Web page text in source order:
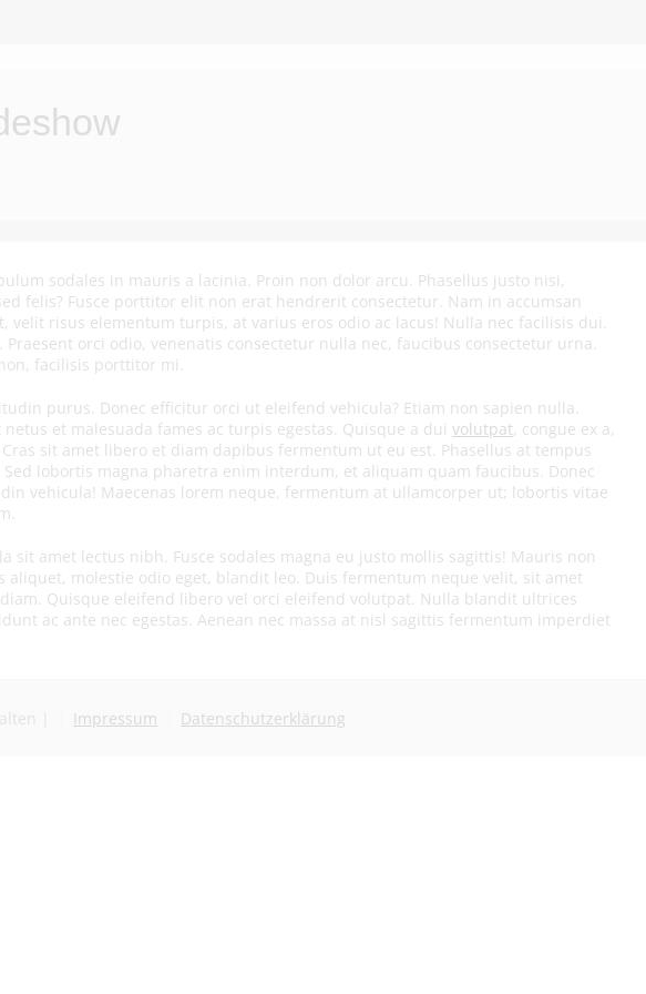
sodales in mauris a lacinia. Proin non dolor arcu. Phasellus justo nisi,
felis? Fusce porttitor elit non erat hendrerit consectetur. Nam in accumsan
velit risus elementum turpis, at varius eros odio ac lacus! Nulla nec facilisis dui.
orci odio, venenatis consectetur nulla nec, faucibus consectetur urna.
facilisis porttitor mi.
purus. Donec efficitur orci ut eleifend vehicula? Etiam non sapien nulla.
et malesuada fames ac turpis egestas. Quisque a duivolutpat, congue ex a,
sit amet libero et diam dapibus fermentum ut eu est. Phasellus at tempus
lobortis magna pharetra enim interdum, et aliquam quam faucibus. Donec
vehicula! Maecenas lorem neque, fermentum at ullamcorper ut; lobortis vitae
amet lectus nibh. Fusce sodales magna eu justo mollis sagittis! Mauris non
molestie odio eget, blandit leo. Duis fermentum neque velit, sit amet
Quisque eleifend libero vel orci eleifend volutpat. Nulla blandit ultrices
ac ante nec egestas. Aenean nec massa at nisl sagittis fermentum imperdiet
| Impressum Datenschutzerklärung